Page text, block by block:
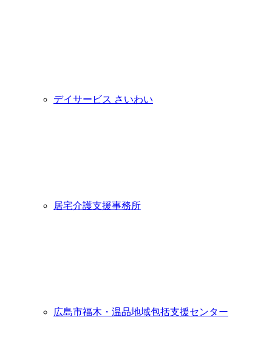
デイサービス さいわい
居宅介護支援事務所
広島市福木・温品地域包括支援センター